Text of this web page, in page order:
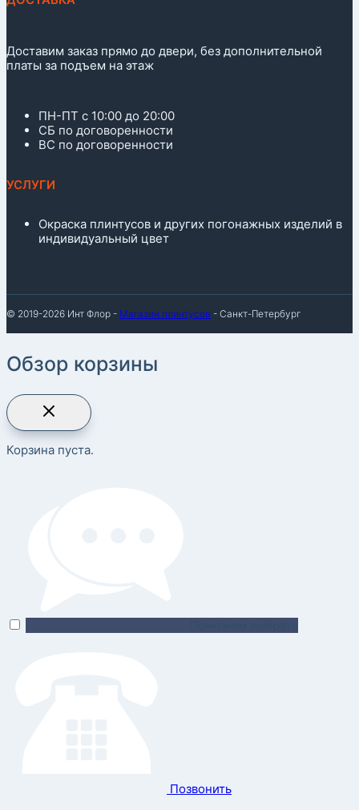
Доставим заказ прямо до двери, без дополнительной
платы за подъем на этаж
ПН-ПТ с 10:00 до 20:00
СБ по договоренности
ВС по договоренности
УСЛУГИ
Окраска плинтусов и других погонажных изделий в
индивидуальный цвет
© 2019-2026 Инт Флор - Магазин плинтусов - Санкт-Петербург
Обзор корзины
Корзина пуста.
Позвонить